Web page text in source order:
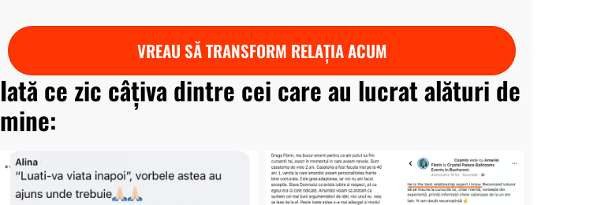
VREAU SĂ TRANSFORM RELAȚIA ACUM
Iată ce zic câțiva dintre cei care au lucrat alături de
mine: